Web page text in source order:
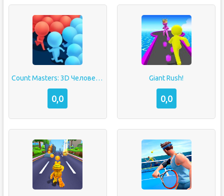
Count Masters: 3D Человечки
0,0
Giant Rush!
0,0